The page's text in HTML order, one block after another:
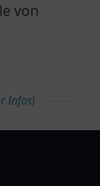
von
Infos)